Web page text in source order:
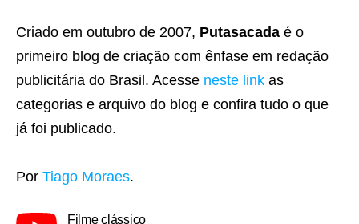
Criado em outubro de 2007, Putasacada é o
primeiro blog de criação com ênfase em redação
publicitária do Brasil. Acesse neste link as
categorias e arquivo do blog e confira tudo o que
já foi publicado.
Por Tiago Moraes.
Filme clássico